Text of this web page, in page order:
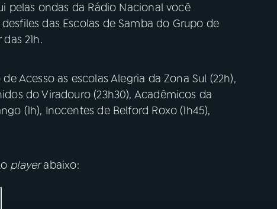
pelas ondas da Rádio Nacional você
das Escolas de Samba do Grupo de
21h.
Acesso as escolas Alegria da Zona Sul (22h),
do Viradouro (23h30), Acadêmicos da
(1h), Inocentes de Belford Roxo (1h45),
playerabaixo: